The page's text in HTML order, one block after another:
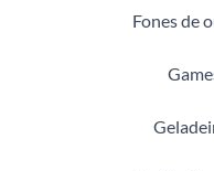
Fones de